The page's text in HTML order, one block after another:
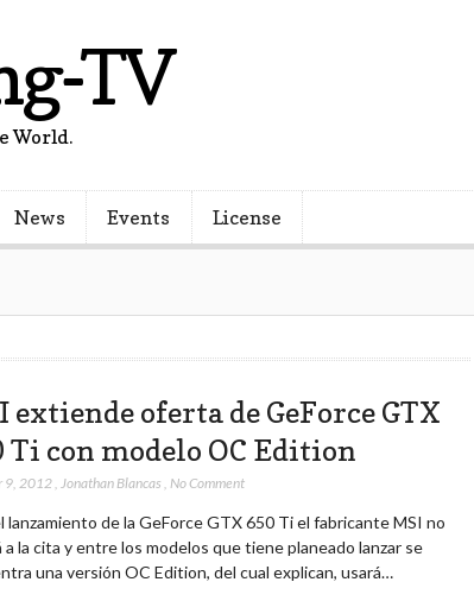
TV
World.
News Events License
extiende oferta de GeForce GTX
Ti con modelo OC Edition
9, 2012, Jonathan Blancas No Comment
lanzamiento de la GeForce GTX 650 Ti el fabricante MSI no
a la cita y entre los modelos que tiene planeado lanzar se
una versión OC Edition, del cual explican, usará…